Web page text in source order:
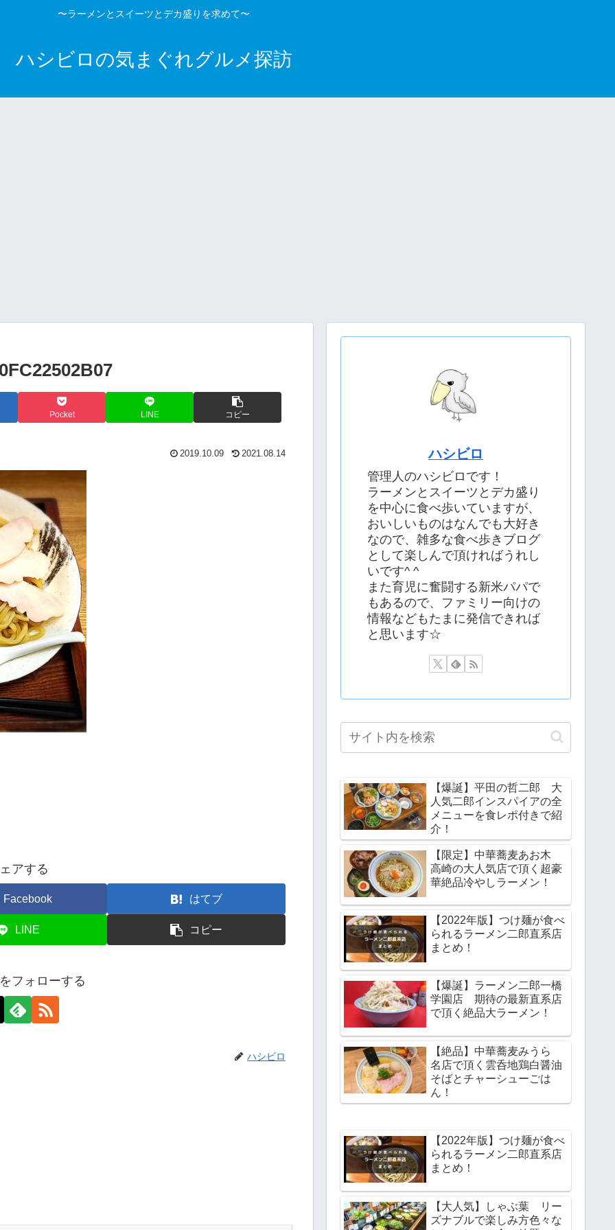
〜ラーメンとスイーツとデカ盛りを求めて〜
ハシビロの気まぐれグルメ探訪
Pocket LINE コピー
2019.10.09 2021.08.14
アする
Facebook はてブ
LINE コピー
フォローする
ハシビロ
ハシビロ
管理人のハシビロです！
ラーメンとスイーツとデカ盛り
を中心に食べ歩いていますが、
おいしいものはなんでも大好き
なので、雑多な食べ歩きブログ
として楽しんで頂ければうれし
いです^ ^
また育児に奮闘する新米パパで
もあるので、ファミリー向けの
情報などもたまに発信できれば
と思います☆
【爆誕】平田の哲二郎 大
人気二郎インスパイアの全
メニューを食レポ付きで紹
介！
【限定】中華蕎麦あお木
高崎の大人気店で頂く超豪
華絶品冷やしラーメン！
【2022年版】つけ麺が食べ
られるラーメン二郎直系店
まとめ！
【爆誕】ラーメン二郎一橋
学園店 期待の最新直系店
で頂く絶品大ラーメン！
【絶品】中華蕎麦みうら
名店で頂く雲呑地鶏白醤油
そばとチャーシューごは
ん！
【2022年版】つけ麺が食べ
られるラーメン二郎直系店
まとめ！
【大人気】しゃぶ葉 リー
ズナブルで楽しみ方色々な